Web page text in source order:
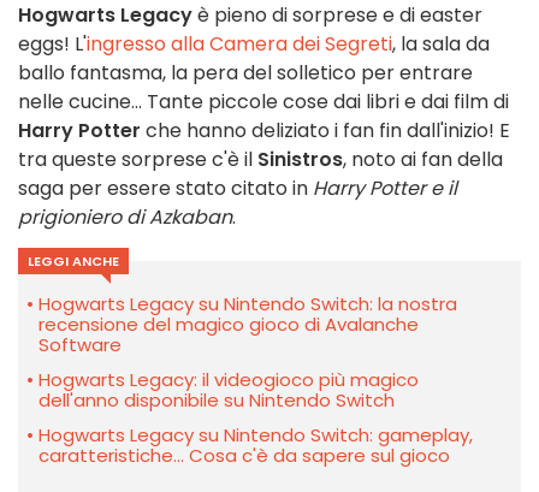
Hogwarts Legacyè pieno di sorprese e di easter
eggs! L'ingresso alla Camera dei Segreti, la sala da
ballo fantasma, la pera del solletico per entrare
nelle cucine... Tante piccole cose dai libri e dai film di
Harry Potter che hanno deliziato i fan fin dall'inizio! E
tra queste sorprese c'è il Sinistros, noto ai fan della
saga per essere stato citato in Harry Potter e il
prigioniero di Azkaban.
LEGGI ANCHE
Hogwarts Legacy su Nintendo Switch: la nostra
recensione del magico gioco di Avalanche
Software
Hogwarts Legacy: il videogioco più magico
dell'anno disponibile su Nintendo Switch
Hogwarts Legacy su Nintendo Switch: gameplay,
caratteristiche... Cosa c'è da sapere sul gioco